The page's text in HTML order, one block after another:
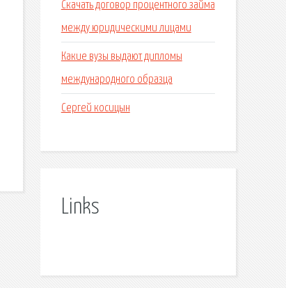
Скачать договор процентного займа
между юридическими лицами
Какие вузы выдают дипломы
международного образца
Сергей косицын
Links